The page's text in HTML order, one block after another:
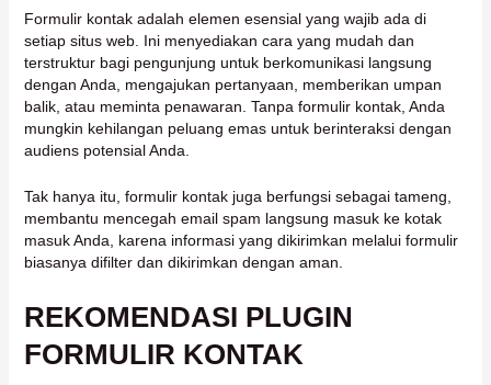
Formulir kontak adalah elemen esensial yang wajib ada di
setiap situs web. Ini menyediakan cara yang mudah dan
terstruktur bagi pengunjung untuk berkomunikasi langsung
dengan Anda, mengajukan pertanyaan, memberikan umpan
balik, atau meminta penawaran. Tanpa formulir kontak, Anda
mungkin kehilangan peluang emas untuk berinteraksi dengan
audiens potensial Anda.
Tak hanya itu, formulir kontak juga berfungsi sebagai tameng,
membantu mencegah email spam langsung masuk ke kotak
masuk Anda, karena informasi yang dikirimkan melalui formulir
biasanya difilter dan dikirimkan dengan aman.
REKOMENDASI PLUGIN
FORMULIR KONTAK